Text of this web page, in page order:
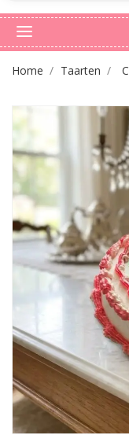
Home Taarten